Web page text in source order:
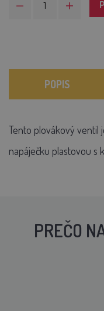
POPIS
Tento plovákový ventil
napáječku plastovou s
PREČO